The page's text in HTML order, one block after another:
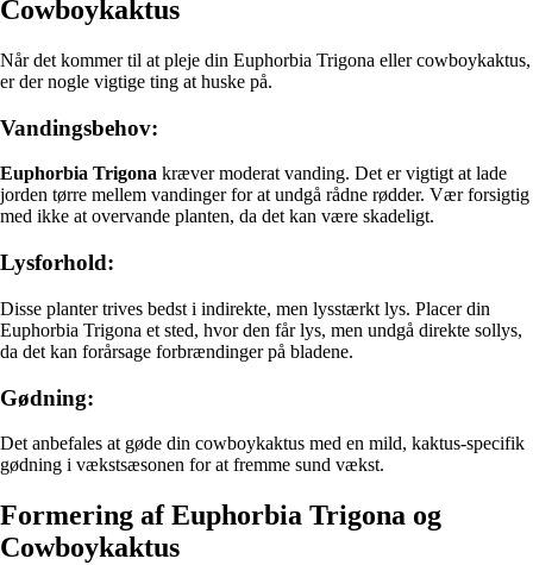
Cowboykaktus
Når det kommer til at pleje din Euphorbia Trigona eller cowboykaktus,
er der nogle vigtige ting at huske på.
Vandingsbehov:
Euphorbia Trigona kræver moderat vanding. Det er vigtigt at lade
jorden tørre mellem vandinger for at undgå rådne rødder. Vær forsigtig
med ikke at overvande planten, da det kan være skadeligt.
Lysforhold:
Disse planter trives bedst i indirekte, men lysstærkt lys. Placer din
Euphorbia Trigona et sted, hvor den får lys, men undgå direkte sollys,
da det kan forårsage forbrændinger på bladene.
Gødning:
Det anbefales at gøde din cowboykaktus med en mild, kaktus-specifik
gødning i vækstsæsonen for at fremme sund vækst.
Formering af Euphorbia Trigona og
Cowboykaktus